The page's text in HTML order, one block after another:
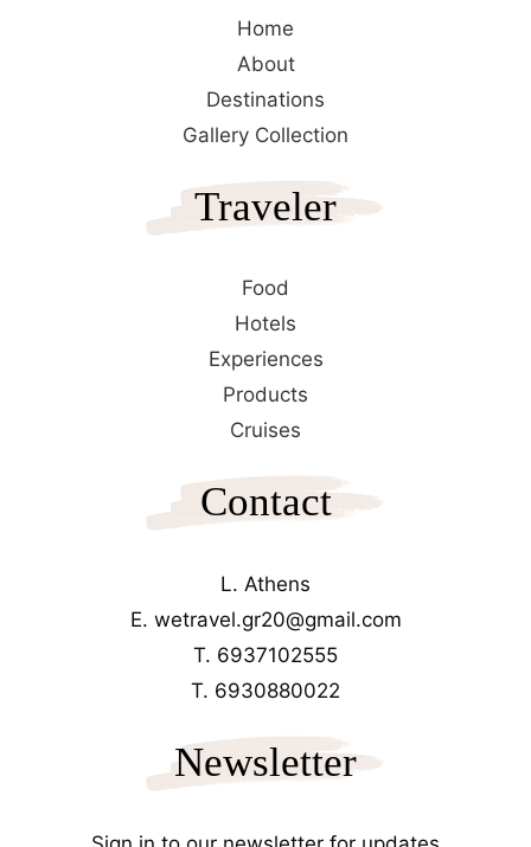
Home
About
Destinations
Gallery Collection
Traveler
Food
Hotels
Experiences
Products
Cruises
Contact
L. Athens
E. wetravel.gr20@gmail.com
T. 6937102555
T. 6930880022
Newsletter